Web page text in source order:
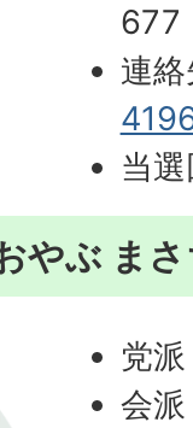
677
連
当
やぶ ま
党
会